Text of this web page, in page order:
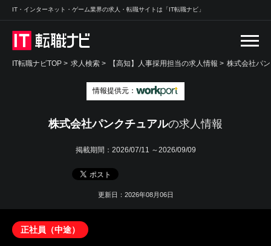
IT・インターネット・ゲーム業界の求人・転職サイトは「IT転職ナビ」
IT転職ナビTOP > 求人検索 > 【高知】人事採用担当の求人情報 > 株式会社パ
情報提供元：
株式会社パンクチュアルの求人情報
掲載期間： 2026/07/11 ～2026/09/09
更新日：2026年08月06日
正社員（中途）